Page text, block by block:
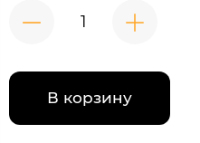
В корзину